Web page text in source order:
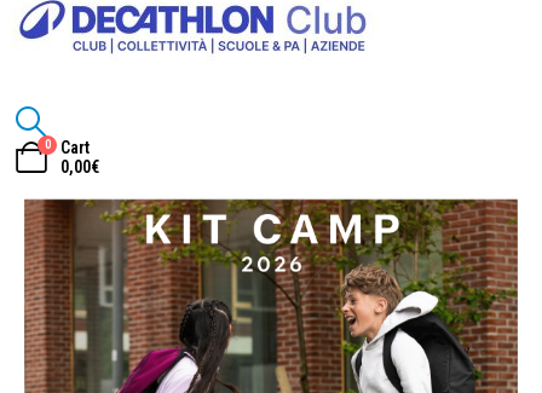
0
Cart
0,00€